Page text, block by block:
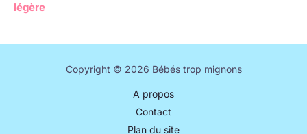
légère
Copyright © 2026 Bébés trop mignons
A propos
Contact
Plan du site